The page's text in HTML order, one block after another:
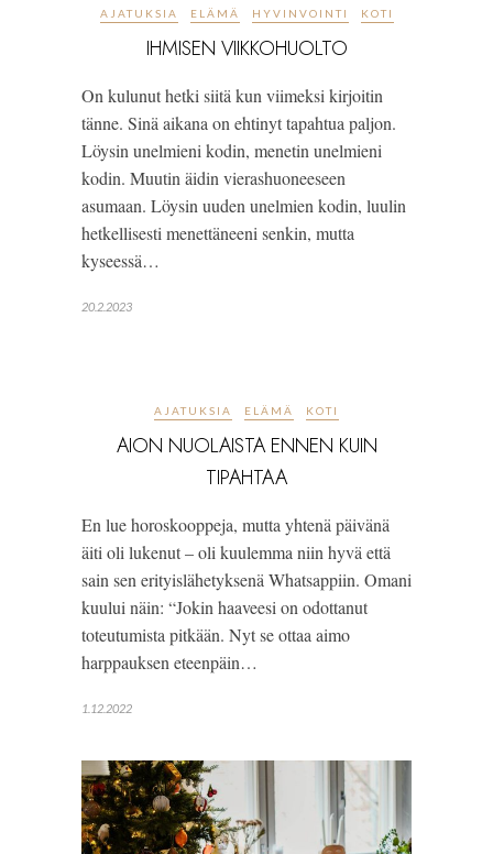
AJATUKSIA ELÄMÄ HYVINVOINTI KOTI
IHMISEN VIIKKOHUOLTO
On kulunut hetki siitä kun viimeksi kirjoitin
tänne. Sinä aikana on ehtinyt tapahtua paljon.
Löysin unelmieni kodin, menetin unelmieni
kodin. Muutin äidin vierashuoneeseen
asumaan. Löysin uuden unelmien kodin, luulin
hetkellisesti menettäneeni senkin, mutta
kyseessä…
20.2.2023
AJATUKSIA ELÄMÄ KOTI
AION NUOLAISTA ENNEN KUIN
TIPAHTAA
En lue horoskooppeja, mutta yhtenä päivänä
äiti oli lukenut – oli kuulemma niin hyvä että
sain sen erityislähetyksenä Whatsappiin. Omani
kuului näin: “Jokin haaveesi on odottanut
toteutumista pitkään. Nyt se ottaa aimo
harppauksen eteenpäin…
1.12.2022